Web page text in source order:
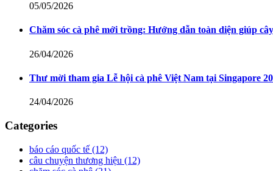
05/05/2026
Chăm sóc cà phê mới trồng: Hướng dẫn toàn diện giúp
26/04/2026
Thư mời tham gia Lễ hội cà phê Việt Nam tại Singapore
24/04/2026
Categories
báo cáo quốc tế (12)
câu chuyện thương hiệu (12)